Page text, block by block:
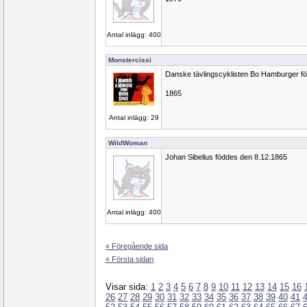
Antal inlägg: 400
Monstercissi
Antal inlägg: 29
Danske tävlingscyklisten Bo Hamburger
1865
WildWoman
Antal inlägg: 400
Johan Sibelius föddes den 8.12.1865
« Föregående sida
« Första sidan
Visar sida: 1 2 3 4 5 6 7 8 9 10 11 12 13 14 15 16
26 27 28 29 30 31 32 33 34 35 36 37 38 39 40 41